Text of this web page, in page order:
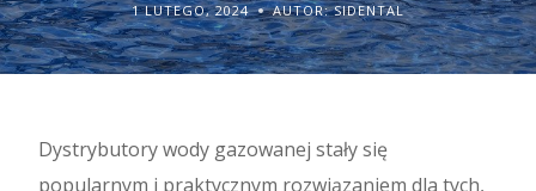
1 LUTEGO, 2024 AUTOR: SIDENTAL
Dystrybutory wody gazowanej stały się
popularnym i praktycznym rozwiązaniem dla tych,